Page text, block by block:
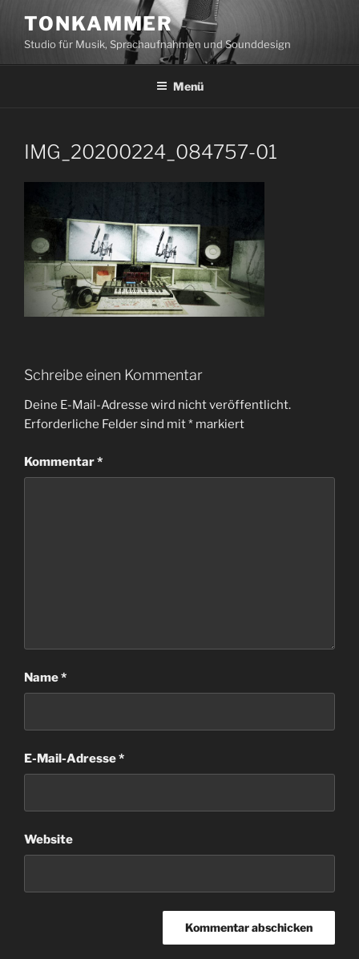
Inhalt
springen
TONKAMMER
Studio für Musik, Sprachaufnahmen und Sounddesign
Menü
IMG_20200224_084757-01
Schreibe einen Kommentar
Deine E-Mail-Adresse wird nicht veröffentlicht.
Erforderliche Felder sind mit* markiert
Kommentar*
Name*
E-Mail-Adresse*
Website